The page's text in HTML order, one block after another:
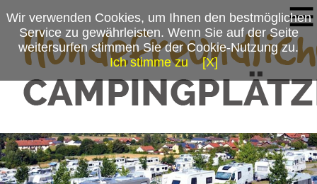
Wir verwenden Cookies, um Ihnen den bestmöglichen
Service zu gewährleisten. Wenn Sie auf der Seite
weitersurfen stimmen Sie der Cookie-Nutzung zu.
Ich stimme zu
[X]